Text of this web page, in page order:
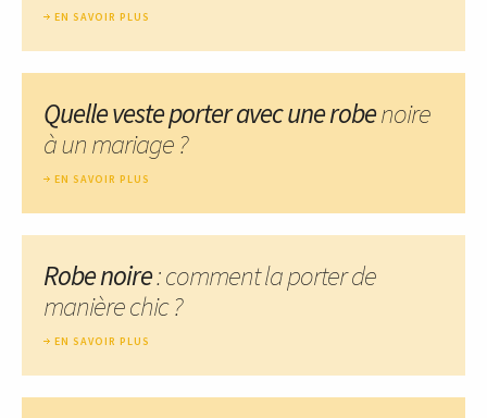
EN SAVOIR PLUS
Quelle veste porter avec une robenoire
à un mariage ?
EN SAVOIR PLUS
Robe noire: comment la porter de
manière chic ?
EN SAVOIR PLUS